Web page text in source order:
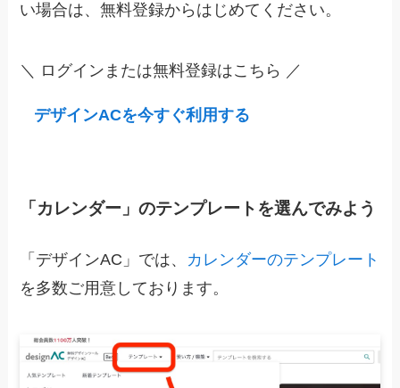
い場合は、無料登録からはじめてください。
＼ ログインまたは無料登録はこちら ／
デザインACを今すぐ利用する
「カレンダー」のテンプレートを選んでみよう
「デザインAC」では、 カレンダーのテンプレート
を多数ご用意しております。